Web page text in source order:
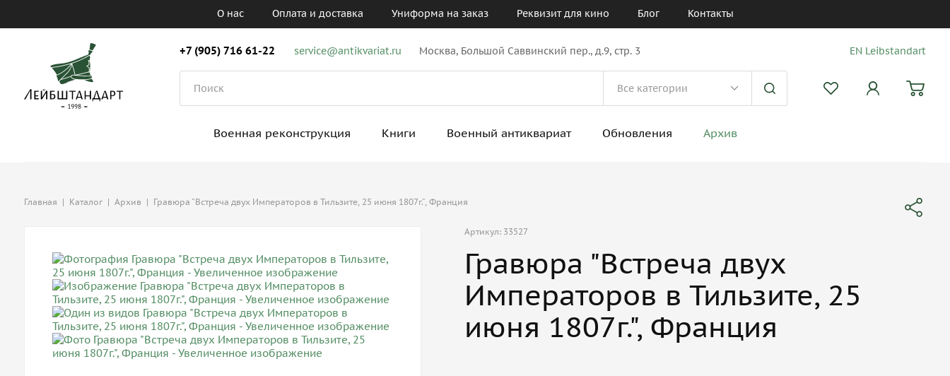
О нас Оплата и доставка Униформа на заказ Реквизит для кино Блог Контакты
+7 (905) 716 61-22 service@antikvariat.ru Москва, Большой Саввинский пер., д.9, стр. 3 EN Leibstandart
Военная реконструкция Книги Военный антиквариат Обновления Архив
Главная | Каталог | Архив | Гравюра "Встреча двух Императоров в Тильзите, 25 июня 1807г.", Франция
Артикул: 33527
Гравюра "Встреча двух
Императоров в Тильзите, 25
июня 1807г.", Франция